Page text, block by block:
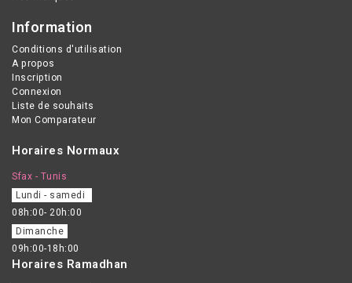
dermatologiques (peeling,
laser) • Echauffements,
coups de soleil •
Epilation, rasage A
appliquer sur les zones
sèches 2 fois par jour,
jusqu’à réparation
complète. Usage externe.
Information
Conditions d'utilisation
A propos
Inscription
Connexion
Liste de souhaits
Mon Comparateur
Horaires Normaux
Sfax - Tunis
Lundi - samedi
08h:00- 20h:00
Dimanche
09h:00-18h:00
Horaires Ramadhan